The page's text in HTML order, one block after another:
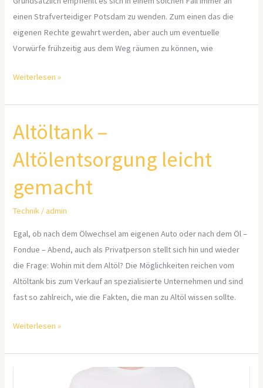
einen Strafverteidiger Potsdam zu wenden. Zum einen das die
eigenen Rechte gewahrt werden, aber auch um eventuelle
Vorwürfe frühzeitig aus dem Weg räumen zu können, wie
Weiterlesen »
Altöltank –
Altölentsorgung leicht
gemacht
Technik /admin
Egal, ob nach dem Ölwechsel am eigenen Auto oder nach dem Öl –
Fondue – Abend, auch als Privatperson stellt sich hin und wieder
die Frage: Wohin mit dem Altöl? Die Möglichkeiten reichen vom
Altöltank bis zum Verkauf an spezialisierte Unternehmen und sind
fast so zahlreich, wie die Fakten, die man zu Altöl wissen sollte.
Altöltank
–
Altölentsorgung
gemacht
Weiterlesen »